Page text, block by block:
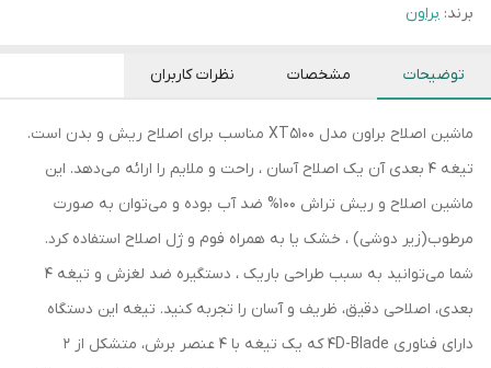
برند: براون
توضیحات مشخصات نظرات کاربران
ماشین اصلاح براون مدل XT5100 مناسب برای اصلاح ریش و بدن است.
تیغه 4 بعدی آن یک اصلاح آسان ، راحت و ملایم را ارائه می‌دهد. این
ماشین اصلاح و ریش تراش 100% ضد آب بوده و می‌توان به صورت
مرطوب(زیر دوشی) ، خشک یا به همراه فوم و ژل اصلاح استفاده کرد.
شما می‌توانید به سبب طراحی باریک ، دستگیره ضد لغزش و تیغه 4
بعدی، اصلاحی دقیق، ظریف و آسان را تجربه کنید. تیغه این دستگاه
دارای فناوری 4D-Blade که یک تیغه با 4 عنصر برش، متشکل از 2